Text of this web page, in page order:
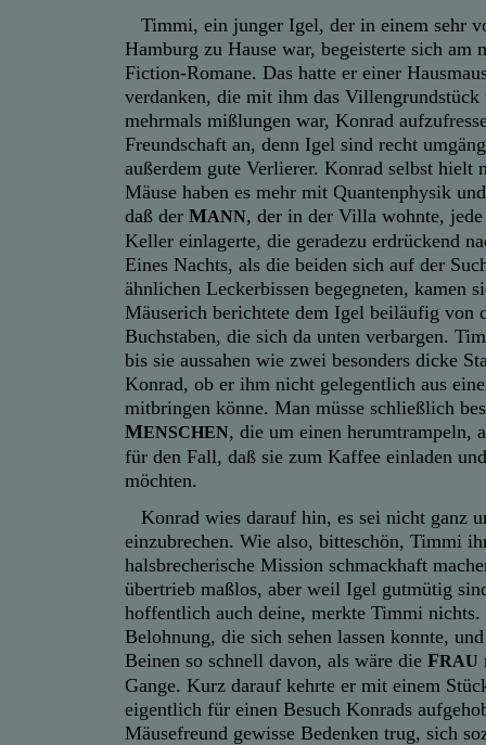
Timmi, ein junger Igel, der in einem sehr
Hamburg zu Hause war, begeisterte sich am
Fiction-Romane. Das hatte er einer
verdanken, die mit ihm das
mehrmals mißlungen war, Konrad
Freundschaft an, denn Igel sind recht
außerdem gute Verlierer. Konrad selbst hielt
Mäuse haben es mehr mit Quantenphysik
daß der MANN, der in der Villa wohnte,
Keller einlagerte, die geradezu erdrückend
Eines Nachts, als die beiden sich auf der
ähnlichen Leckerbissen begegneten, kamen
Mäuserich berichtete dem Igel beiläufig von
Buchstaben, die sich da unten verbargen.
bis sie aussahen wie zwei besonders dicke
Konrad, ob er ihm nicht gelegentlich aus
mitbringen könne. Man müsse schließlich
MENSCHEN, die um einen herumtrampeln,
für den Fall, daß sie zum Kaffee einladen
möchten.
Konrad wies darauf hin, es sei nicht ganz
einzubrechen. Wie also, bitteschön, Timmi
halsbrecherische Mission schmackhaft
übertrieb maßlos, aber weil Igel gutmütig
hoffentlich auch deine, merkte Timmi
Belohnung, die sich sehen lassen konnte,
Beinen so schnell davon, als wäre die FRAU
Gange. Kurz darauf kehrte er mit einem
eigentlich für einen Besuch Konrads
Mäusefreund gewisse Bedenken trug, sich